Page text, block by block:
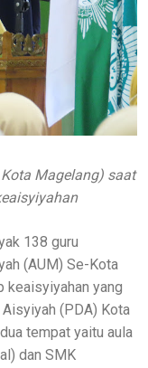
Magelang) saat
138 guru
(AUM) Se-Kota
keaisyiyahan yang
(PDA) Kota
tempat yaitu aula
dan SMK